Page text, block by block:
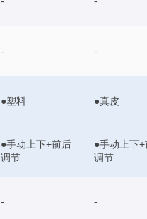
- -
●塑料 ●真皮
●手动上下+前后
调节
●手动上下
调节
- -